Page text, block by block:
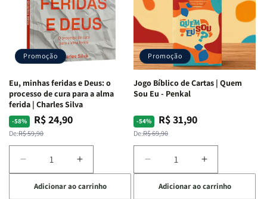
Alves
Alves
Identificando
Lutas
Emocionais
e
Espirituais
|
Estela
Identificando
as
Lutas
Emocionais
e
Espirituais
|
Promoção
Eu, minhas feridas e Deus: o
processo de cura para a alma
ferida | Charles Silva
-58%
Preço
normal
De:R$ 59,90
Preço
promocional
R$ 24,90
Diminuir
a
quantidade
Aumentar
a
quantidade
Adicionar ao carrinho
Promoção
Jogo Bíblico de Cartas | Quem
Sou Eu - Penkal
-54%
Preço
normal
De:R$ 69,90
Preço
promocional
R$ 31,90
Diminuir
a
quantidade
Aumentar
a
quantidade
Adicionar ao carrinho